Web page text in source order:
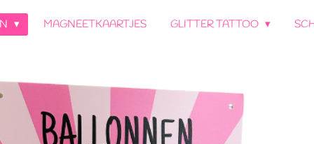
MAGNEETKAARTJES GLITTER TATTOO